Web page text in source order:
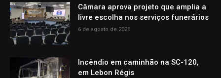
Câmara aprova projeto que amplia a
livre escolha nos serviços funerários
6 de agosto de 2026
Incêndio em caminhão na SC-120,
em Lebon Régis